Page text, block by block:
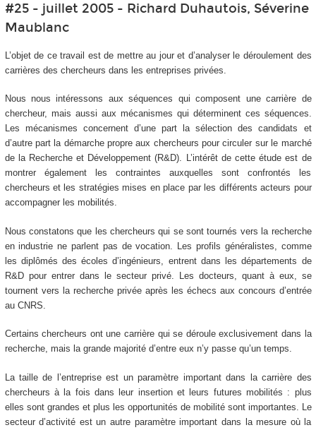
#25 - juillet 2005 - Richard Duhautois, Séverine
Maublanc
L’objet de ce travail est de mettre au jour et d’analyser le déroulement des
carrières des chercheurs dans les entreprises privées.
Nous nous intéressons aux séquences qui composent une carrière de
chercheur, mais aussi aux mécanismes qui déterminent ces séquences.
Les mécanismes concernent d’une part la sélection des candidats et
d’autre part la démarche propre aux chercheurs pour circuler sur le marché
de la Recherche et Développement (R&D). L’intérêt de cette étude est de
montrer également les contraintes auxquelles sont confrontés les
chercheurs et les stratégies mises en place par les différents acteurs pour
accompagner les mobilités.
Nous constatons que les chercheurs qui se sont tournés vers la recherche
en industrie ne parlent pas de vocation. Les profils généralistes, comme
les diplômés des écoles d’ingénieurs, entrent dans les départements de
R&D pour entrer dans le secteur privé. Les docteurs, quant à eux, se
tournent vers la recherche privée après les échecs aux concours d’entrée
au CNRS.
Certains chercheurs ont une carrière qui se déroule exclusivement dans la
recherche, mais la grande majorité d’entre eux n’y passe qu’un temps.
La taille de l’entreprise est un paramètre important dans la carrière des
chercheurs à la fois dans leur insertion et leurs futures mobilités : plus
elles sont grandes et plus les opportunités de mobilité sont importantes. Le
secteur d’activité est un autre paramètre important dans la mesure où la